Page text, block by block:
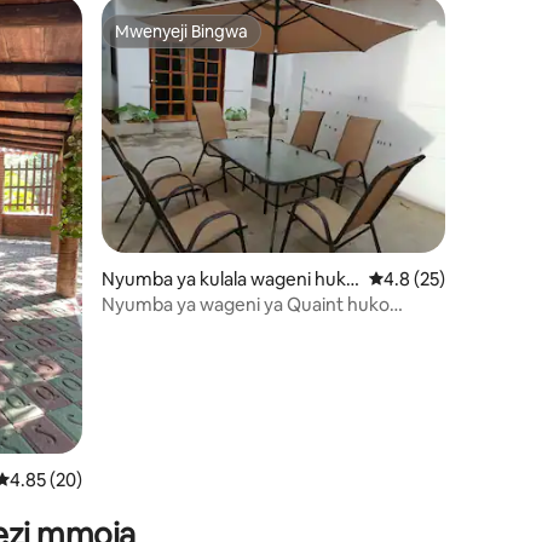
50 wa wastani wa 4.85 kati ya 5, tathmini 20
4.85 (20)
Mwenyeji Bingwa
Mwenyeji Bingwa
Nyumba ya kulala wageni huko
Santo Domingo Tehuantepec
Ukadiriaji wa
4.8 (25)
Nyumba ya wageni ya Quaint huko